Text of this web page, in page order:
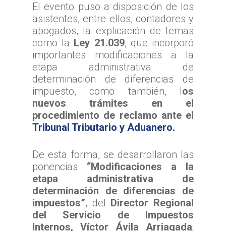
El evento puso a disposición de los
asistentes, entre ellos, contadores y
abogados, la explicación de temas
como la Ley 21.039, que incorporó
importantes modificaciones a la
etapa administrativa de
determinación de diferencias de
impuesto, como también, los
nuevos trámites en el
procedimiento de reclamo ante el
Tribunal Tributario y Aduanero.
De esta forma, se desarrollaron las
ponencias “Modificaciones a la
etapa administrativa de
determinación de diferencias de
impuestos”, del Director Regional
del Servicio de Impuestos
Internos, Víctor Ávila Arriagada;